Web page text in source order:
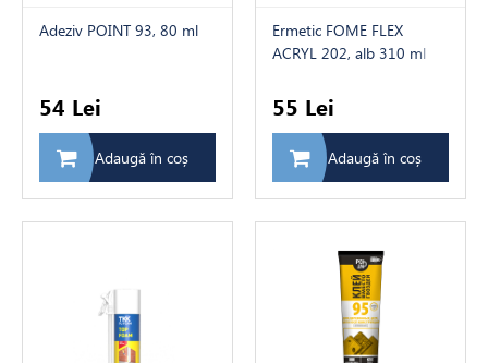
Adeziv POINT 93, 80 ml
54 Lei
Adaugă în coș
Ermetic FOME FLEX
ACRYL 202, alb 310 ml
55 Lei
Adaugă în coș